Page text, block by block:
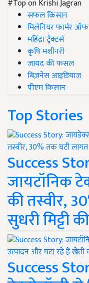
#Top on Krishi Jagran
सफल किसान
मिलेनियर फार्मर ऑफ
महिंद्रा ट्रैक्टर्स
कृषि मशीनरी
जायद की फसल
बिज़नेस आइडियाज
पीएम किसान
Top Stories
Success
जायटॉनिक
की तस्वीर,
सुधरी मिट्टी
Success